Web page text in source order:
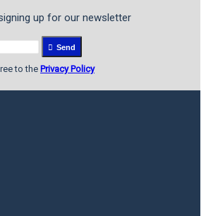
up for our newsletter
Send
to the Privacy Policy